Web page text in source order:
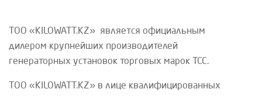
ТОО «KILOWATT .KZ» является официальным
дилером крупнейших производителей
генераторных установок торговых марок
ТСС.
ТОО «KILOWATT .KZ» в лице квалифицированных